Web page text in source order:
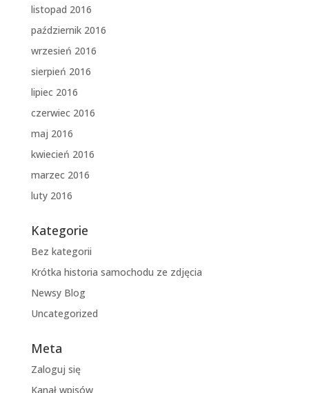
listopad 2016
październik 2016
wrzesień 2016
sierpień 2016
lipiec 2016
czerwiec 2016
maj 2016
kwiecień 2016
marzec 2016
luty 2016
Kategorie
Bez kategorii
Krótka historia samochodu ze zdjęcia
Newsy Blog
Uncategorized
Meta
Zaloguj się
Kanał wpisów